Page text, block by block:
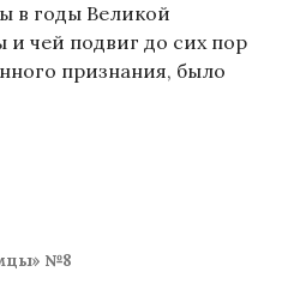
в годы Великой
и чей подвиг до сих пор
признания, было
№8